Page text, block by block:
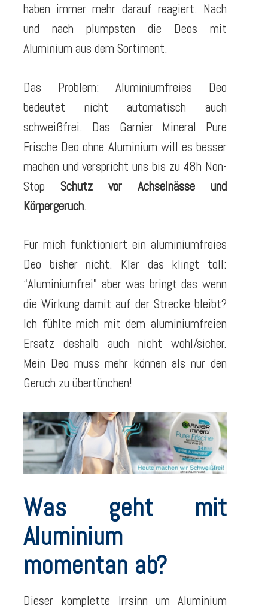
haben immer mehr darauf reagiert. Nach
und nach plumpsten die Deos mit
Aluminium aus dem Sortiment.
Das Problem: Aluminiumfreies Deo
bedeutet nicht automatisch auch
schweißfrei. Das Garnier Mineral Pure
Frische Deo ohne Aluminium will es besser
machen und verspricht uns bis zu 48h Non-
Stop Schutz vor Achselnässe und
Körpergeruch.
Für mich funktioniert ein aluminiumfreies
Deo bisher nicht. Klar das klingt toll:
“Aluminiumfrei” aber was bringt das wenn
die Wirkung damit auf der Strecke bleibt?
Ich fühlte mich mit dem aluminiumfreien
Ersatz deshalb auch nicht wohl/sicher.
Mein Deo muss mehr können als nur den
Geruch zu übertünchen!
Was geht mit
Aluminium
momentan ab?
Dieser komplette Irrsinn um Aluminium